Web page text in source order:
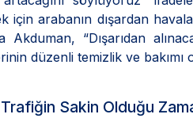
arabanın dışardan
“Dışarıdan
düzenli temizlik ve bakımı
Trafiğin Sakin Olduğu